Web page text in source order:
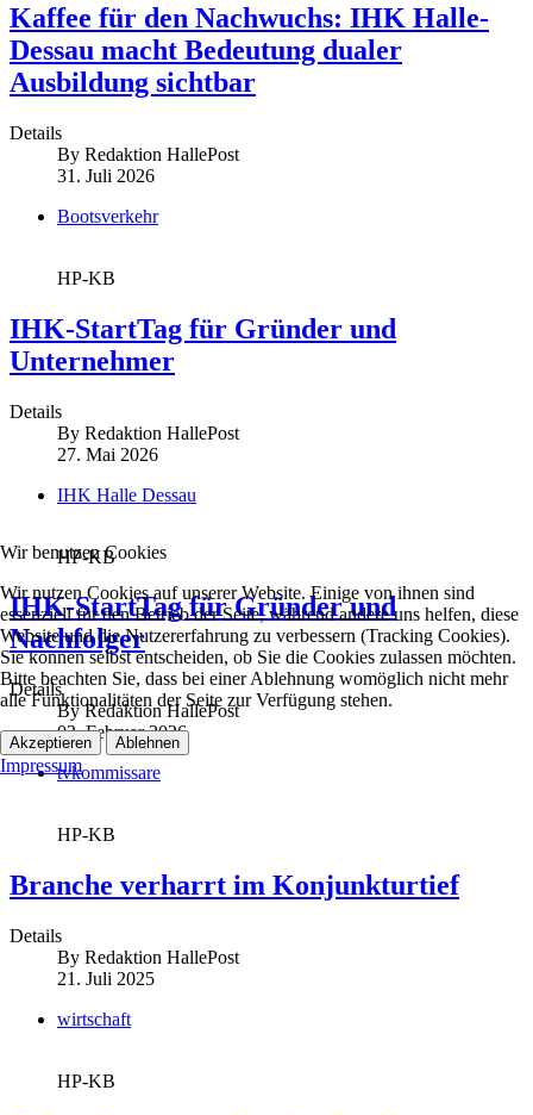
Kaffee für den Nachwuchs: IHK Halle-
Dessau macht Bedeutung dualer
Ausbildung sichtbar
Details
By Redaktion HallePost
31. Juli 2026
Bootsverkehr
HP-KB
IHK-StartTag für Gründer und
Unternehmer
Details
By Redaktion HallePost
27. Mai 2026
IHK Halle Dessau
HP-KB
IHK-StartTag für Gründer und
Nachfolger
Details
ByRedaktion HallePost
03. Februar 2026
tvkommissare
HP-KB
Branche verharrt im Konjunkturtief
Details
By Redaktion HallePost
21. Juli 2025
wirtschaft
HP-KB
Wir benutzen Cookies
Wir nutzen Cookies auf unserer Website. Einige von ihnen sind
essenziell für den Betrieb der Seite, während andere uns helfen, diese
Website und die Nutzererfahrung zu verbessern (Tracking Cookies).
Sie können selbst entscheiden, ob Sie die Cookies zulassen möchten.
Bitte beachten Sie, dass bei einer Ablehnung womöglich nicht mehr
alle Funktionalitäten der Seite zur Verfügung stehen.
Akzeptieren Ablehnen
Impressum